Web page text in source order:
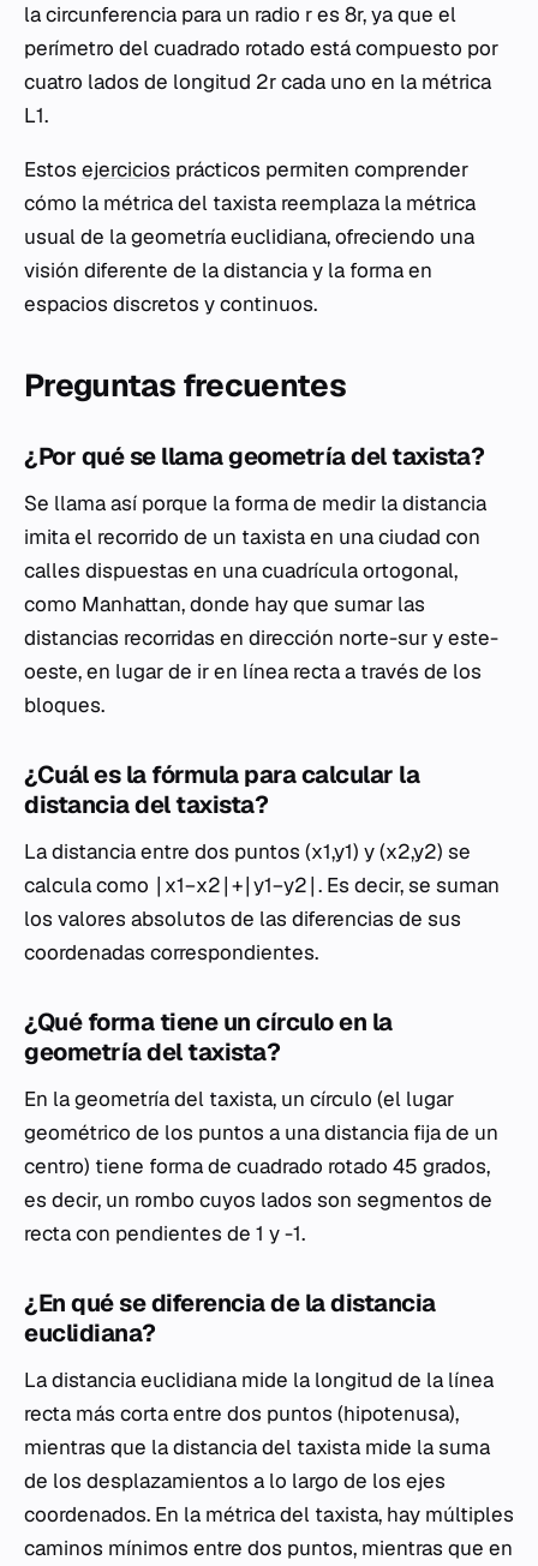
la circunferencia para un radio r es 8r, ya que el
perímetro del cuadrado rotado está compuesto por
cuatro lados de longitud 2r cada uno en la métrica
L1.
Estos ejercicios prácticos permiten comprender
cómo la métrica del taxista reemplaza la métrica
usual de la geometría euclidiana, ofreciendo una
visión diferente de la distancia y la forma en
espacios discretos y continuos.
Preguntas frecuentes
¿Por qué se llama geometría del taxista?
Se llama así porque la forma de medir la distancia
imita el recorrido de un taxista en una ciudad con
calles dispuestas en una cuadrícula ortogonal,
como Manhattan, donde hay que sumar las
distancias recorridas en dirección norte-sur y este-
oeste, en lugar de ir en línea recta a través de los
bloques.
¿Cuál es la fórmula para calcular la
distancia del taxista?
La distancia entre dos puntos (x1​,y1​) y (x2​,y2​) se
calcula como ∣x1​−x2​∣+∣y1​−y2​∣. Es decir, se suman
los valores absolutos de las diferencias de sus
coordenadas correspondientes.
¿Qué forma tiene un círculo en la
geometría del taxista?
En la geometría del taxista, un círculo (el lugar
geométrico de los puntos a una distancia fija de un
centro) tiene forma de cuadrado rotado 45 grados,
es decir, un rombo cuyos lados son segmentos de
recta con pendientes de 1 y -1.
¿En qué se diferencia de la distancia
euclidiana?
La distancia euclidiana mide la longitud de la línea
recta más corta entre dos puntos (hipotenusa),
mientras que la distancia del taxista mide la suma
de los desplazamientos a lo largo de los ejes
coordenados. En la métrica del taxista, hay múltiples
caminos mínimos entre dos puntos, mientras que en